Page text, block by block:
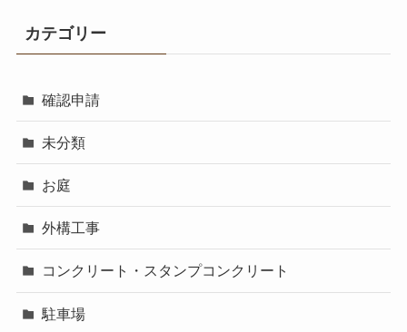
カテゴリー
確認申請
未分類
お庭
外構工事
コンクリート・スタンプコンクリート
駐車場